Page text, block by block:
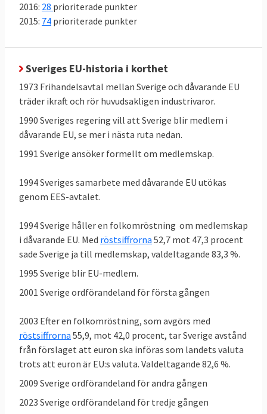
Sverige kritiseras för rättsliga brister
Sverige röstar som regel för nya EU-lagar i
ministerrådet, men ibland har Sverige
2016: 28 prioriterade punkter
2015: 74 prioriterade punkter
Sveriges EU-historia i korthet
1973 Frihandelsavtal mellan Sverige och dåvarande EU
träder ikraft och rör huvudsakligen industrivaror.
1990 Sveriges regering vill att Sverige blir medlem i
dåvarande EU, se mer i nästa ruta nedan.
1991 Sverige ansöker formellt om medlemskap.
1994 Sveriges samarbete med dåvarande EU utökas
genom EES-avtalet.
1994 Sverige håller en folkomröstning om medlemskap
i dåvarande EU. Med röstsiffrorna 52,7 mot 47,3 procent
sade Sverige ja till medlemskap, valdeltagande 83,3 %.
1995 Sverige blir EU-medlem.
2001 Sverige ordförandeland för första gången
2003 Efter en folkomröstning, som avgörs med
röstsiffrorna 55,9, mot 42,0 procent, tar Sverige avstånd
från förslaget att euron ska införas som landets valuta
trots att euron är EU:s valuta. Valdeltagande 82,6 %.
2009 Sverige ordförandeland för andra gången
2023 Sverige ordförandeland för tredje gången